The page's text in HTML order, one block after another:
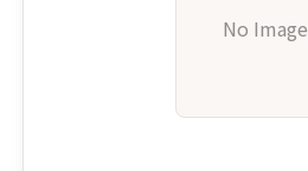
No Image